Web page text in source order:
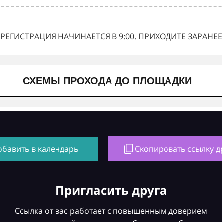
РЕГИСТРАЦИЯ НАЧИНАЕТСЯ В 9:00. ПРИХОДИТЕ ЗАРАНЕЕ
СХЕМЫ ПРОХОДА ДО ПЛОЩАДКИ
в календарь Скопировать ссылку
Пригласить друга
Ссылка от вас работает с повышенным доверием